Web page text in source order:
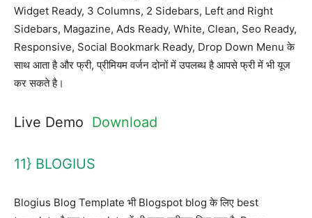
Widget Ready, 3 Columns, 2 Sidebars, Left and Right
Sidebars, Magazine, Ads Ready, White, Clean, Seo Ready,
Responsive, Social Bookmark Ready, Drop Down Menu के
साथ आता है और फ्री, प्रीमियम वर्जन दोनों में उपलब्ध है आपसे फ्री में भी यूज
कर सकते है।
Live Demo Download
11} BLOGIUS
Blogius Blog Template भी Blogspot blog के लिए best